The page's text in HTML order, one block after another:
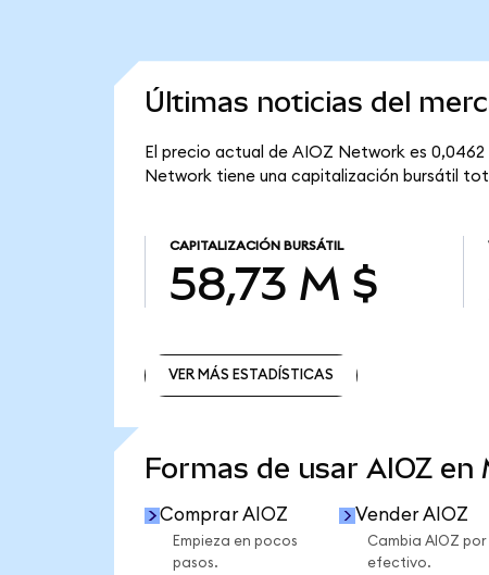
Últimas noticias del
El precio actual de AIOZ Network es 0,0462
Network tiene una capitalización bursátil
CAPITALIZACIÓN BURSÁTIL
58,73 M $
VER MÁS ESTADÍSTICAS
Formas de usar AIOZ en
Comprar AIOZ
Empieza en pocos
pasos.
Vender AIOZ
Cambia AIOZ por
efectivo.